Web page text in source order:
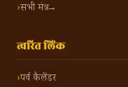
सभी मंत्र →
त्वरित लिंक
पर्व कैलेंडर